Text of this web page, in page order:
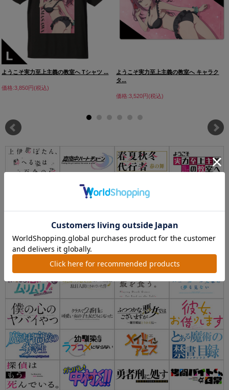
ようこそ実力至上主義の教室へ Tシャツ ...
価格:3,850円(税込)
ようこそ実力至上主義の教室へ キャラク
タ...
価格:3,520円(税込)